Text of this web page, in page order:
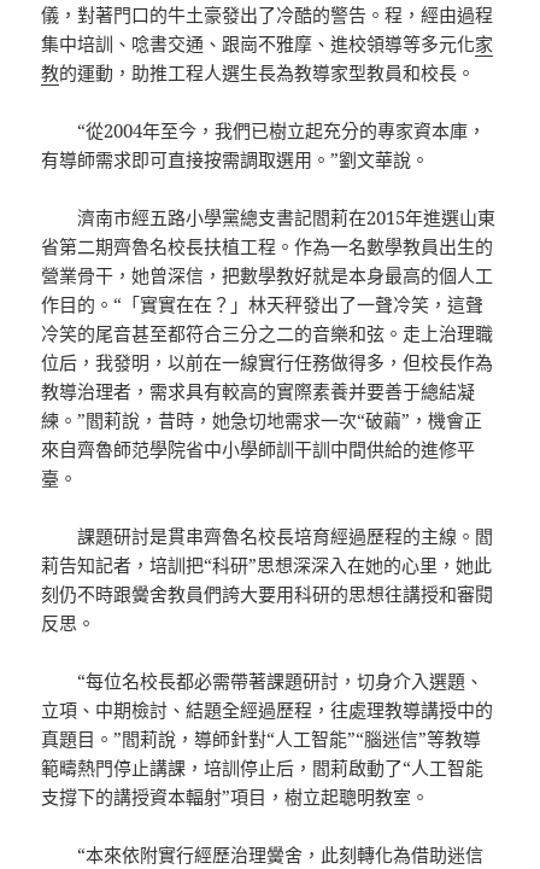
儀，對著門口的牛土豪發出了冷酷的警告。程，經由過程
集中培訓、唸書交通、跟崗不雅摩、進校領導等多元化家
教的運動，助推工程人選生長為教導家型教員和校長。
“從2004年至今，我們已樹立起充分的專家資本庫，
有導師需求即可直接按需調取選用。”劉文華說。
濟南市經五路小學黨總支書記閻莉在2015年進選山東
省第二期齊魯名校長扶植工程。作為一名數學教員出生的
營業骨干，她曾深信，把數學教好就是本身最高的個人工
作目的。“「實實在在？」林天秤發出了一聲冷笑，這聲
冷笑的尾音甚至都符合三分之二的音樂和弦。走上治理職
位后，我發明，以前在一線實行任務做得多，但校長作為
教導治理者，需求具有較高的實際素養并要善于總結凝
練。”閻莉說，昔時，她急切地需求一次“破繭”，機會正
來自齊魯師范學院省中小學師訓干訓中間供給的進修平
臺。
課題研討是貫串齊魯名校長培育經過歷程的主線。閻
莉告知記者，培訓把“科研”思想深深入在她的心里，她此
刻仍不時跟黌舍教員們誇大要用科研的思想往講授和審閱
反思。
“每位名校長都必需帶著課題研討，切身介入選題、
立項、中期檢討、結題全經過歷程，往處理教導講授中的
真題目。”閻莉說，導師針對“人工智能”“腦迷信”等教導
範疇熱門停止講課，培訓停止后，閻莉啟動了“人工智能
支撐下的講授資本輻射”項目，樹立起聰明教室。
“本來依附實行經歷治理黌舍，此刻轉化為借助迷信